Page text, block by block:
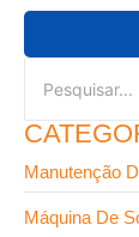
Manutenção
Máquina De